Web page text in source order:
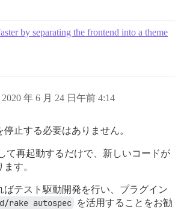
by separating the frontend into a theme
2020 年 6 月 24 日午前 4:14
止する必要はありません。
て再起動するだけで、新しいコードが
す。
ばテスト駆動開発を行い、プラグイン
d/rake autospec を活用することをお勧